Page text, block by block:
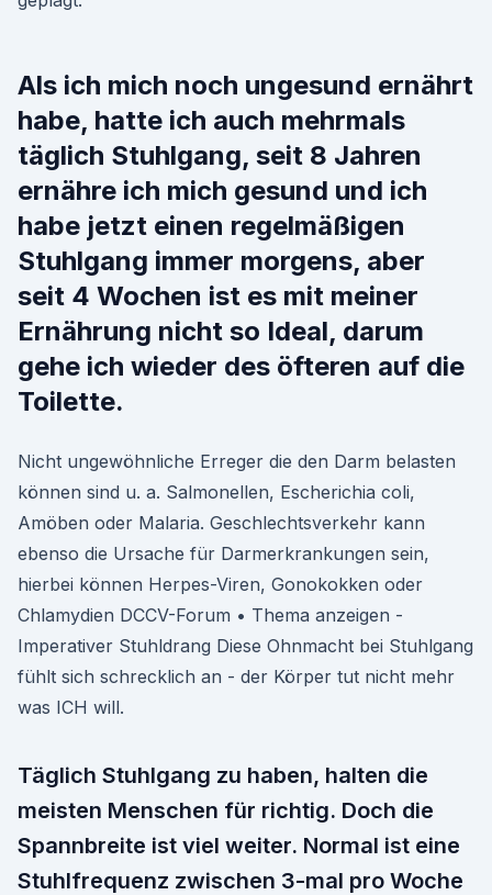
Als ich mich noch ungesund ernährt
habe, hatte ich auch mehrmals
täglich Stuhlgang, seit 8 Jahren
ernähre ich mich gesund und ich
habe jetzt einen regelmäßigen
Stuhlgang immer morgens, aber
seit 4 Wochen ist es mit meiner
Ernährung nicht so Ideal, darum
gehe ich wieder des öfteren auf die
Toilette.
Nicht ungewöhnliche Erreger die den Darm belasten
können sind u. a. Salmonellen, Escherichia coli,
Amöben oder Malaria. Geschlechtsverkehr kann
ebenso die Ursache für Darmerkrankungen sein,
hierbei können Herpes-Viren, Gonokokken oder
Chlamydien DCCV-Forum • Thema anzeigen -
Imperativer Stuhldrang Diese Ohnmacht bei Stuhlgang
fühlt sich schrecklich an - der Körper tut nicht mehr
was ICH will.
Täglich Stuhlgang zu haben, halten die
meisten Menschen für richtig. Doch die
Spannbreite ist viel weiter. Normal ist eine
Stuhlfrequenz zwischen 3-mal pro Woche